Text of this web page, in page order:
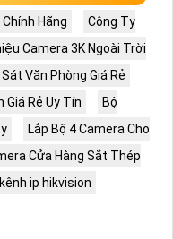
Hãng
Công Ty
Camera 3K Ngoài Trời
Văn Phòng Giá Rẻ
Giá Rẻ Uy Tín
Bộ
Lắp Bộ 4 Camera Cho
Cửa Hàng Sắt Thép
ip hikvision